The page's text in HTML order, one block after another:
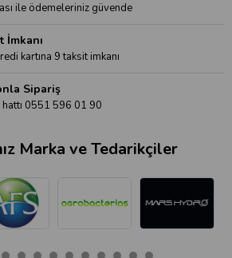
ile ödemeleriniz güvende
İmkanı
kartına 9 taksit imkanı
Sipariş
hattı 0551 596 01 90
Marka ve Tedarikçiler